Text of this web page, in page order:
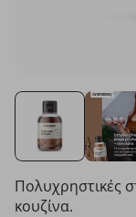
Πολυχρηστικές
κουζίνα.